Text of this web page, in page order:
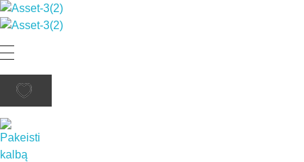
Rutana - Raštinės reikmenys
Prekiaujame pasaulinėje rinkoje pripažintomis, kokybiškomis biuro prekėmis tokių gamintojų kaip: Schneider, Esselte, Novus, 3M, Faber-Castell, Citizen, Milan, Leitz, Colop, Zebra, Staedtler, Durable, Tork, Parker, Waterman ir kt.
Rutana - Raštinės reikmenys